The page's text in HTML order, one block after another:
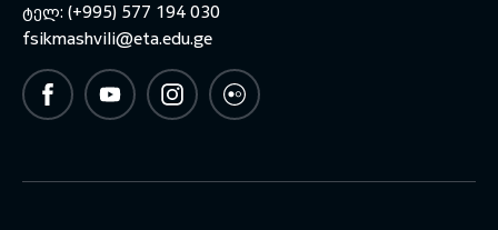
ტელ: (+995) 577 194 030
fsikmashvili@eta.edu.ge